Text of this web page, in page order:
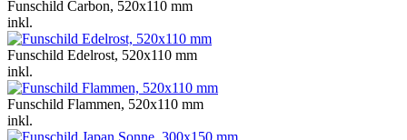
Funschild Carbon, 520x110 mm
inkl.
Funschild Edelrost, 520x110 mm
inkl.
Funschild Flammen, 520x110 mm
inkl.